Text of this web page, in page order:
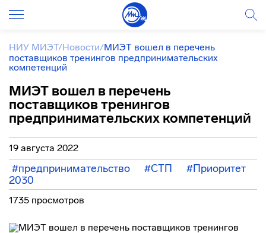
НИУ МИЭТ/Новости/МИЭТ вошел в перечень
поставщиков тренингов предпринимательских
компетенций
МИЭТ вошел в перечень
поставщиков тренингов
предпринимательских компетенций
19 августа 2022
#предпринимательство #СТП
#Приоритет
2030
1735 просмотров